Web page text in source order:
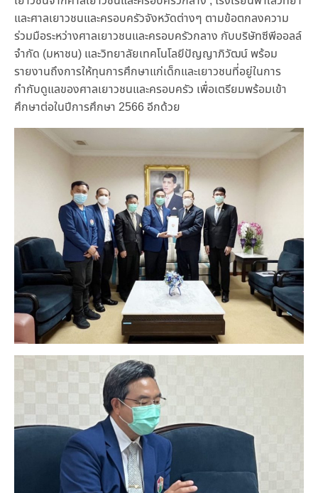
และศาลเยาวชนและครอบครัวจังหวัดต่างๆ ตามข้อตกลงความ
ร่วมมือระหว่างศาลเยาวชนและครอบครัวกลาง กับบริษัทซีพีออลล์
จำกัด (มหาชน) และวิทยาลัยเทคโนโลยีปัญญาภิวัฒน์ พร้อม
รายงานถึงการให้ทุนการศึกษาแก่เด็กและเยาวชนที่อยู่ในการ
กำกับดูแลของศาลเยาวชนและครอบครัว เพื่อเตรียมพร้อมเข้า
ศึกษาต่อในปีการศึกษา 2566 อีกด้วย